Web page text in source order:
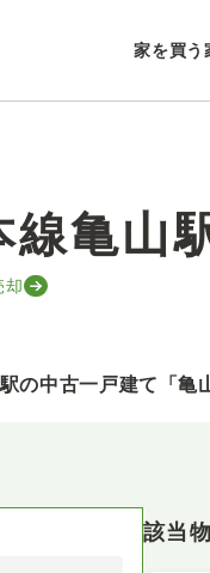
家を買う
線亀山
却
駅の中古一戸建て 「
該当